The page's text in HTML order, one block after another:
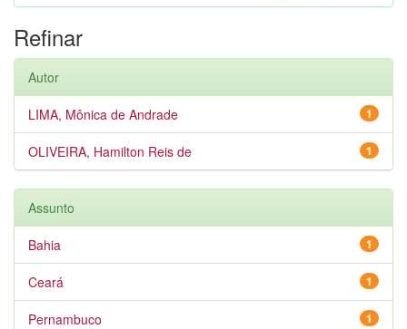
Refinar
Autor
1
LIMA, Mônica de Andrade
1
OLIVEIRA, Hamilton Reis de
Assunto
1
Bahia
1
Ceará
1
Pernambuco